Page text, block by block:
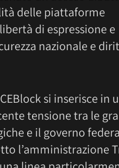
delle piattaforme
di espressione e
nazionale e
si inserisce in
tensione tra le
e il governo
l’amministrazione